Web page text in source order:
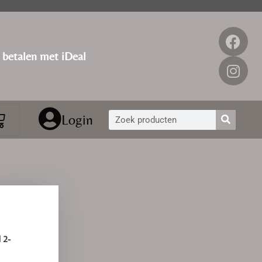
met iDeal
Login
2-